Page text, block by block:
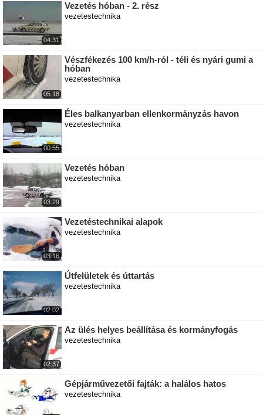
04:31
Vezetés hóban - 2. rész
vezetestechnika
05:18
Vészfékezés 100 km/h-ról - téli és nyári gumi a
hóban
vezetestechnika
00:55
Éles balkanyarban ellenkormányzás havon
vezetestechnika
03:29
Vezetés hóban
vezetestechnika
03:16
Vezetéstechnikai alapok
vezetestechnika
02:02
Útfelületek és úttartás
vezetestechnika
02:37
Az ülés helyes beállítása és kormányfogás
vezetestechnika
Gépjárművezetői fajták: a halálos hatos
vezetestechnika